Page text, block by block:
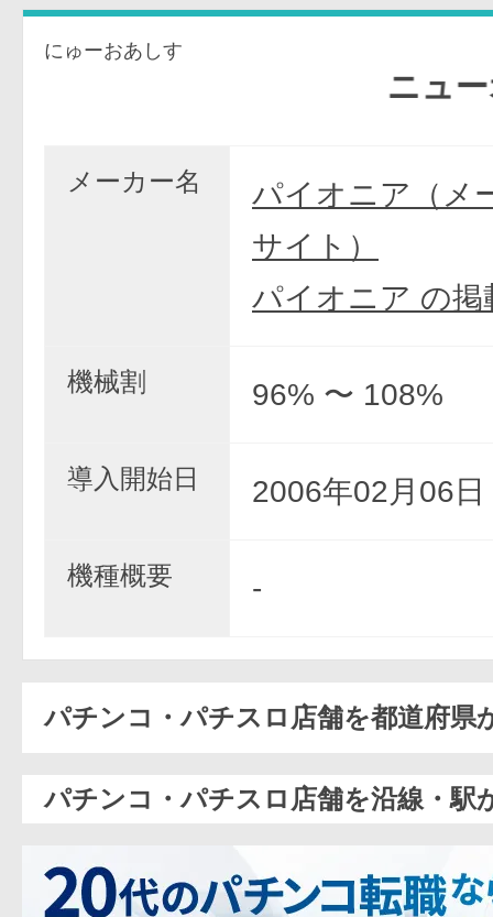
にゅーおあしす
ニューオ
メーカー名
パイオニア（メ
サイト）
パイオニア の掲
機械割 96% 〜 108%
導入開始日 2006年02月06日
機種概要 -
パチンコ・パチスロ店舗を都道府県
パチンコ・パチスロ店舗を沿線・駅